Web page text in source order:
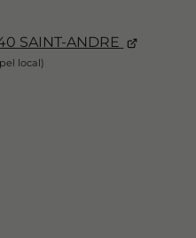
SAINT-ANDRE